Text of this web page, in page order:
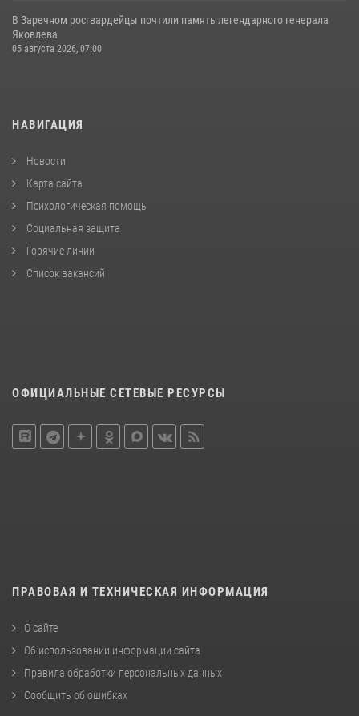
В Заречном росгвардейцы почтили память легендарного генерала
Яковлева
05 августа 2026, 07:00
НАВИГАЦИЯ
Новости
Карта сайта
Психологическая помощь
Социальная защита
Горячие линии
Список вакансий
ОФИЦИАЛЬНЫЕ СЕТЕВЫЕ РЕСУРСЫ
ПРАВОВАЯ И ТЕХНИЧЕСКАЯ ИНФОРМАЦИЯ
О сайте
Об использовании информации сайта
Правила обработки персональных данных
Сообщить об ошибках